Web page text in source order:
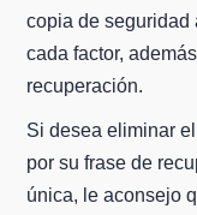
copia de seguridad
cada factor,
recuperación.
Si desea eliminar
por su frase de
única, le aconsejo